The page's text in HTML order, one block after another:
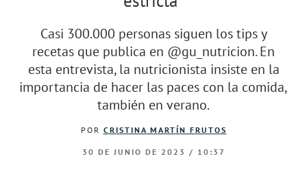
Casi 300.000 personas siguen los tips y
recetas que publica en @gu_nutricion. En
esta entrevista, la nutricionista insiste en la
importancia de hacer las paces con la comida,
también en verano.
POR CRISTINA MARTÍN FRUTOS
30 DE JUNIO DE 2023 / 10:37